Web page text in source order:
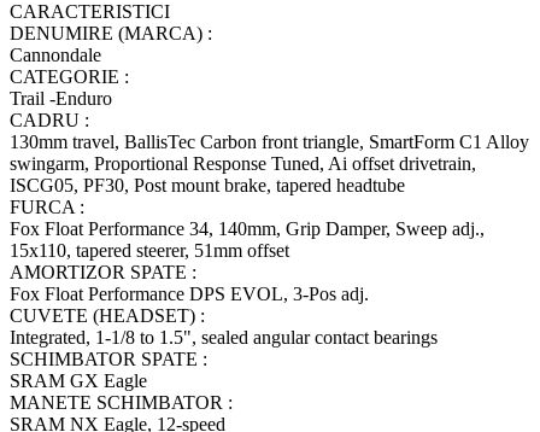
CARACTERISTICI
DENUMIRE (MARCA) :
Cannondale
CATEGORIE :
Trail -Enduro
CADRU :
130mm travel, BallisTec Carbon front triangle, SmartForm C1 Alloy
swingarm, Proportional Response Tuned, Ai offset drivetrain,
ISCG05, PF30, Post mount brake, tapered headtube
FURCA :
Fox Float Performance 34, 140mm, Grip Damper, Sweep adj.,
15x110, tapered steerer, 51mm offset
AMORTIZOR SPATE :
Fox Float Performance DPS EVOL, 3-Pos adj.
CUVETE (HEADSET) :
Integrated, 1-1/8 to 1.5", sealed angular contact bearings
SCHIMBATOR SPATE :
SRAM GX Eagle
MANETE SCHIMBATOR :
SRAM NX Eagle, 12-speed